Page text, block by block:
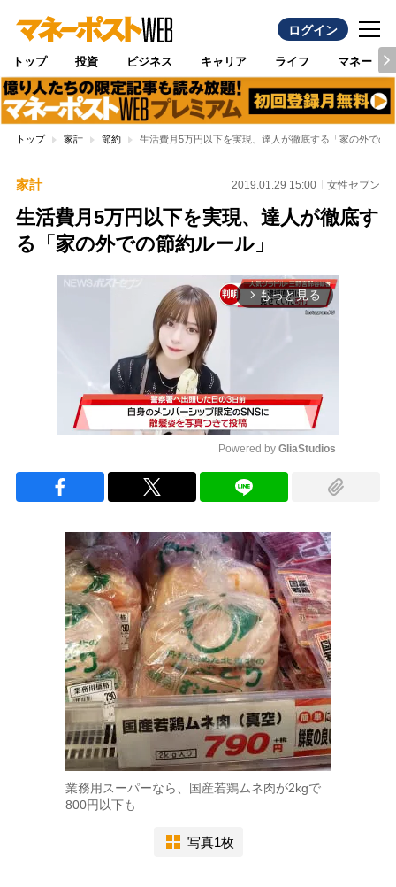
ログイン
トップ 投資 ビジネス キャリア ライフ マネー
トップ 家計 節約 生活費月5万円以下を実現、達人が徹底する「家の外での
家計 2019.01.29 15:00 女性セブン
生活費月5万円以下を実現、達人が徹底す
る「家の外での節約ルール」
arrow_forward_ios もっと見る
Powered by GliaStudios
業務用スーパーなら、国産若鶏ムネ肉が2kgで
800円以下も
写真1枚